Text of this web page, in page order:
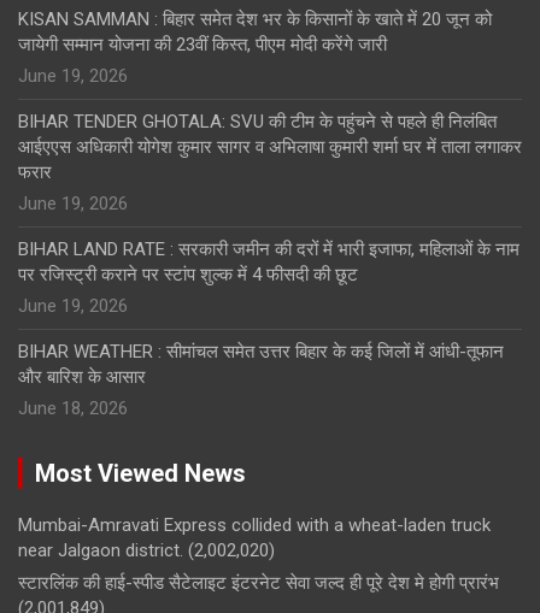
KISAN SAMMAN : बिहार समेत देश भर के किसानों के खाते में 20 जून को
जायेगी सम्मान योजना की 23वीं किस्त, पीएम मोदी करेंगे जारी
June 19, 2026
BIHAR TENDER GHOTALA: SVU की टीम के पहुंचने से पहले ही निलंबित
आईएएस अधिकारी योगेश कुमार सागर व अभिलाषा कुमारी शर्मा घर में ताला लगाकर
फरार
June 19, 2026
BIHAR LAND RATE : सरकारी जमीन की दरों में भारी इजाफा, महिलाओं के नाम
पर रजिस्ट्री कराने पर स्टांप शुल्क में 4 फीसदी की छूट
June 19, 2026
BIHAR WEATHER : सीमांचल समेत उत्तर बिहार के कई जिलों में आंधी-तूफान
और बारिश के आसार
June 18, 2026
Most Viewed News
Mumbai-Amravati Express collided with a wheat-laden truck
near Jalgaon district. (2,002,020)
स्टारलिंक की हाई-स्पीड सैटेलाइट इंटरनेट सेवा जल्द ही पूरे देश मे होगी प्रारंभ
(2,001,849)